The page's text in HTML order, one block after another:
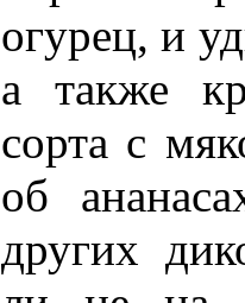
огурец, и
а также
сорта с
об
других